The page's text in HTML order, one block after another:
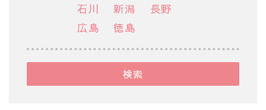
石川
新潟
長野
広島
徳島
検索